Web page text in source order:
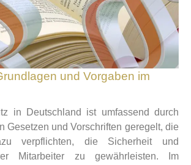
und Vorgaben im
in Deutschland ist umfassend durch
Gesetzen und Vorschriften geregelt, die
verpflichten, die Sicherheit und
Mitarbeiter zu gewährleisten. Im